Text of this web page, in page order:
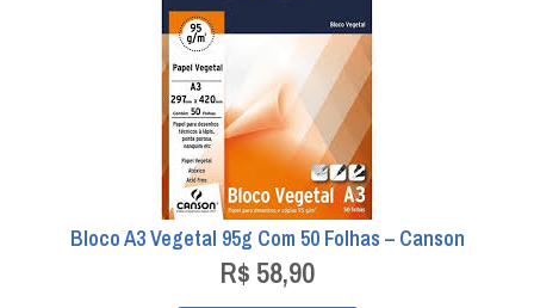
Bloco A3 Vegetal 95g Com 50 Folhas – Canson
R$ 58,90